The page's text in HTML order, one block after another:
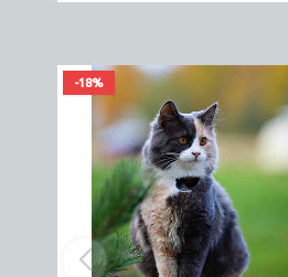
-18%